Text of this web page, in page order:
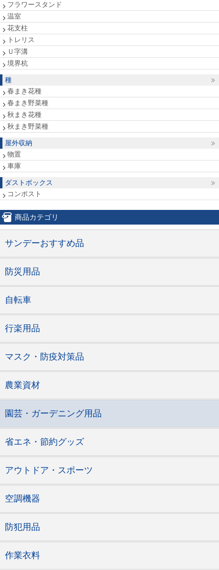
フラワースタンド
温室
花支柱
トレリス
Ｕ字溝
境界杭
種
春まき花種
春まき野菜種
秋まき花種
秋まき野菜種
屋外収納
物置
車庫
ダストボックス
コンポスト
商品カテゴリ
サンデーおすすめ品
防災用品
自転車
行楽用品
マスク・防疫対策品
農業資材
園芸・ガーデニング用品
省エネ・節約グッズ
アウトドア・スポーツ
空調機器
防犯用品
作業衣料